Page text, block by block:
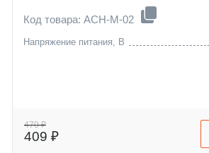
Код товара: ACH-M-02
Напряжение питания, В
470 ₽
409 ₽